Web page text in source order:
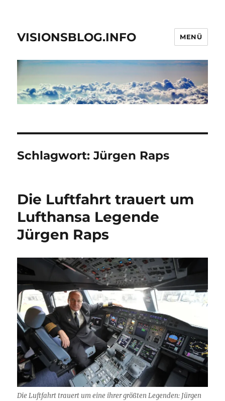
VISIONSBLOG.INFO MENÜ
Schlagwort:Jürgen Raps
Die Luftfahrt trauert um
Lufthansa Legende
Jürgen Raps
Die Luftfahrt trauert um eine ihrer größten Legenden: Jürgen